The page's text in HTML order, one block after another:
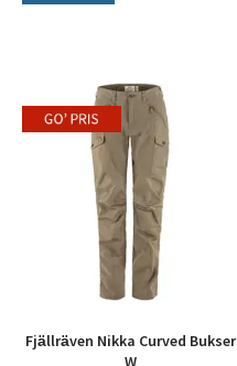
Fjällräven Nikka Curved Bukser
W